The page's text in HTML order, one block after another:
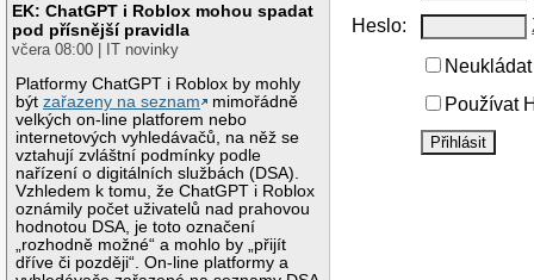
EK: ChatGPT i Roblox mohou spadat
pod přísnější pravidla
včera 08:00 | IT novinky
Platformy ChatGPT i Roblox by mohly
býtzařazeny na seznam
mimořádně
velkých on-line platforem nebo
internetových vyhledávačů, na něž se
vztahují zvláštní podmínky podle
nařízení o digitálních službách (DSA).
Vzhledem k tomu, že ChatGPT i Roblox
oznámily počet uživatelů nad prahovou
hodnotou DSA, je toto označení
„rozhodně možné“ a mohlo by „přijít
dříve či později“. On-line platformy a
Heslo:
Používat